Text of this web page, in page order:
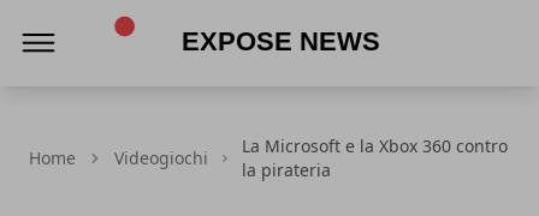
Home Videogiochi
La Microsoft e la Xbox 360 contro
la pirateria